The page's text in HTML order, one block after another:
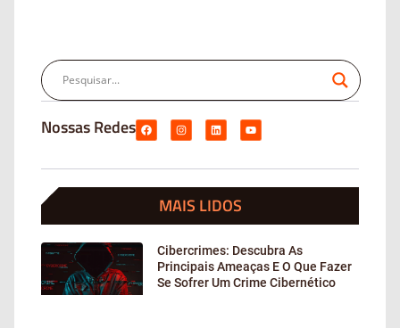
Nossas Redes
MAIS LIDOS
Cibercrimes: Descubra As
Principais Ameaças E O Que Fazer
Se Sofrer Um Crime Cibernético